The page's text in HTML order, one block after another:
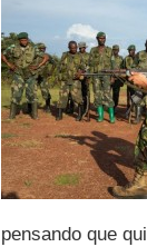
pensando que